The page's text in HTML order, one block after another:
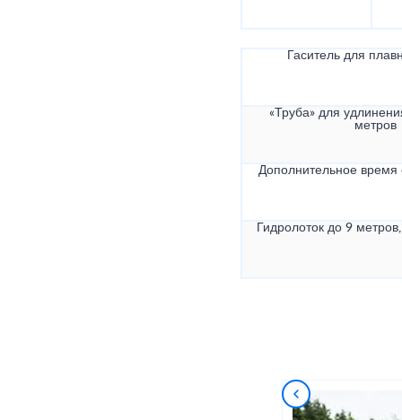
Гаситель для
«Труба» для
метров
Дополнительное
Гидролоток до 9